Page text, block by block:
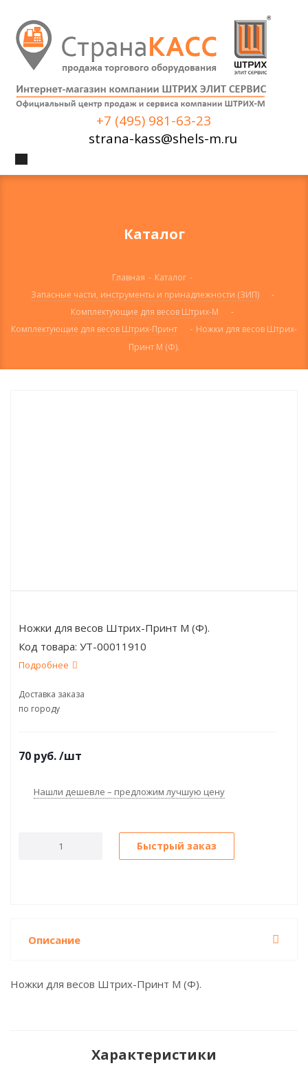
+7 (495) 981-63-23
strana-kass@shels-m.ru
Каталог
Главная - Каталог -
Запасные части, инструменты и принадлежности (ЗИП)
-
Комплектующие для весов Штрих-М
-
Комплектующие для весов Штрих-Принт
- Ножки для весов Штрих-
Принт М (Ф).
Ножки для весов Штрих-Принт М (Ф).
Код товара: УТ-00011910
Подробнее
Доставка заказа
по городу
70 руб./шт
Нашли дешевле – предложим лучшую цену
Быстрый заказ
Описание
Ножки для весов Штрих-Принт М (Ф).
Характеристики